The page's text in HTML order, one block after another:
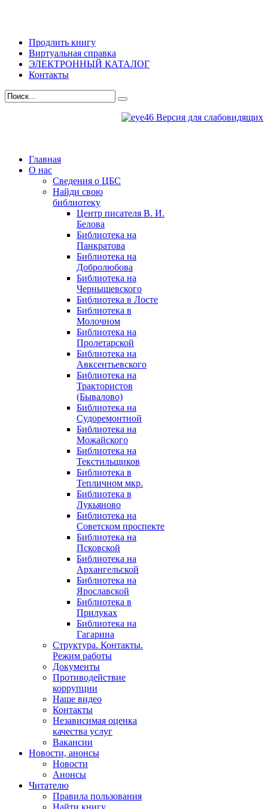
Продлить книгу
Виртуальная справка
ЭЛЕКТРОННЫЙ КАТАЛОГ
Контакты
Версия для слабовидящих
Главная
О нас
Сведения о ЦБС
Найди свою
библиотеку
Центр писателя В. И.
Белова
Библиотека на
Панкратова
Библиотека на
Добролюбова
Библиотека на
Чернышевского
Библиотека в Лосте
Библиотека в
Молочном
Библиотека на
Пролетарской
Библиотека на
Авксентьевского
Библиотека на
Трактористов
(Бывалово)
Библиотека на
Судоремонтной
Библиотека на
Можайского
Библиотека на
Текстильщиков
Библиотека в
Тепличном мкр.
Библиотека в
Лукьяново
Библиотека на
Советском проспекте
Библиотека на
Псковской
Библиотека на
Архангельской
Библиотека на
Ярославской
Библиотека в
Прилуках
Библиотека на
Гагарина
Структура. Контакты.
Режим работы
Документы
Противодействие
коррупции
Наше видео
Контакты
Независимая оценка
качества услуг
Вакансии
Новости, анонсы
Новости
Анонсы
Читателю
Правила пользования
Найти книгу